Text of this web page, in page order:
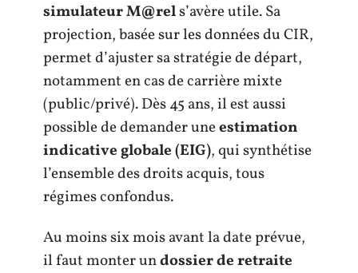
simulateur M@rels’avère utile. Sa
projection, basée sur les données du CIR,
permet d’ajuster sa stratégie de départ,
notamment en cas de carrière mixte
(public/privé). Dès 45 ans, il est aussi
possible de demander uneestimation
indicative globale (EIG), qui synthétise
l’ensemble des droits acquis, tous
régimes confondus.
Au moins six mois avant la date prévue,
il faut monter undossier de retraite